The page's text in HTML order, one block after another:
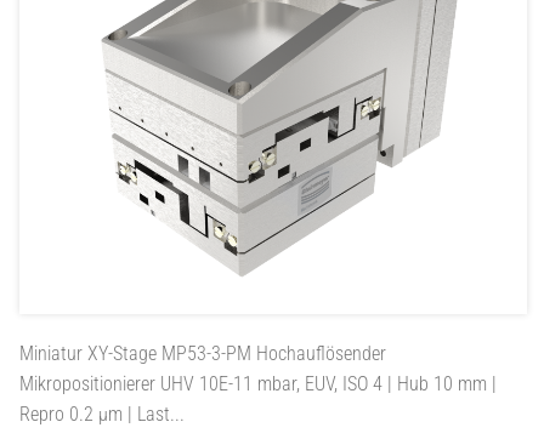
Miniatur XY-Stage MP53-3-PM Hochauflösender
Mikropositionierer UHV 10E-11 mbar, EUV, ISO 4 | Hub 10 mm |
Repro 0.2 µm | Last...